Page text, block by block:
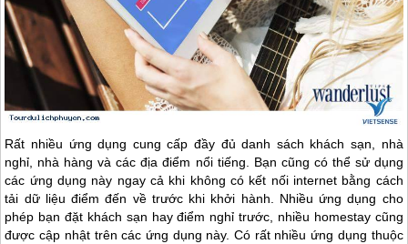
Rất nhiều ứng dụng cung cấp đầy đủ danh sách khách sạn, nhà
nghỉ, nhà hàng và các địa điểm nổi tiếng. Bạn cũng có thể sử dụng
các ứng dụng này ngay cả khi không có kết nối internet bằng cách
tải dữ liệu điểm đến về trước khi khởi hành. Nhiều ứng dụng cho
phép bạn đặt khách sạn hay điểm nghỉ trước, nhiều homestay cũng
được cập nhật trên các ứng dụng này. Có rất nhiều ứng dụng thuộc